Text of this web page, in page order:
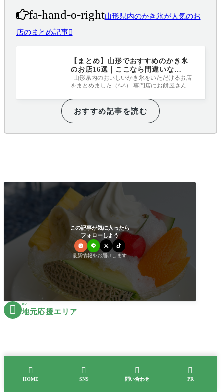
fa-hand-o-right山形県内のかき氷が人気のお
店のまとめ記事
【まとめ】山形でおすすめのかき氷
のお店16選｜ここなら間違いな
し！！！
山形県内のおいしいかき氷をいただけるお店
をまとめました（^-^） 専門店にお餅屋さんに
おすすめ記事を読む
この記事が気に入ったら
フォローしよう
最新情報をお届けします
 PR
地元応援エリア

HOME

SNS

問い合わせ

PR